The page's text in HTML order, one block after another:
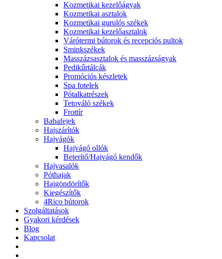
Kozmetikai kezelőágyak
Kozmetikai asztalok
Kozmetikai gurulós székek
Kozmetikai kezelőasztalok
Várótermi bútorok és recepciós pultok
Sminkszékek
Masszázsasztalok és masszázságyak
Pedikűrtálcák
Promóciós készletek
Spa fotelek
Pótalkatrészek
Tetováló székek
Frottír
Babafejek
Hajszárítók
Hajvágók
Hajvágó ollók
Beterítő/Hajvágó kendők
Hajvasalók
Póthajak
Hajgöndörítők
Kiegészítők
4Rico bútorok
Szolgáltatások
Gyakori kérdések
Blog
Kapcsolat